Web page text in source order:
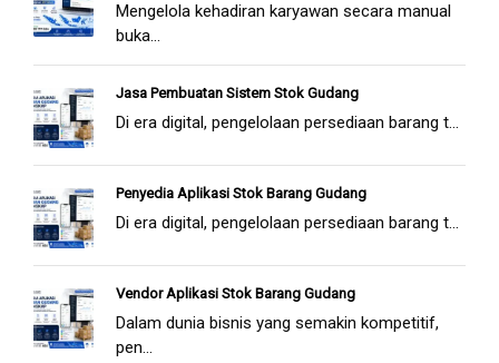
Mengelola kehadiran karyawan secara manual
buka...
Jasa Pembuatan Sistem Stok Gudang
Di era digital, pengelolaan persediaan barang t...
Penyedia Aplikasi Stok Barang Gudang
Di era digital, pengelolaan persediaan barang t...
Vendor Aplikasi Stok Barang Gudang
Dalam dunia bisnis yang semakin kompetitif,
pen...